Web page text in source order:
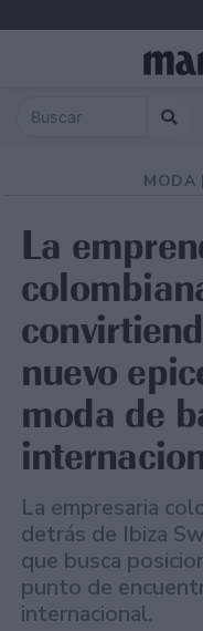
MODA |
La
nuevo
moda de
La empresaria
detrás de Ibiza
que busca
punto de
internacional.